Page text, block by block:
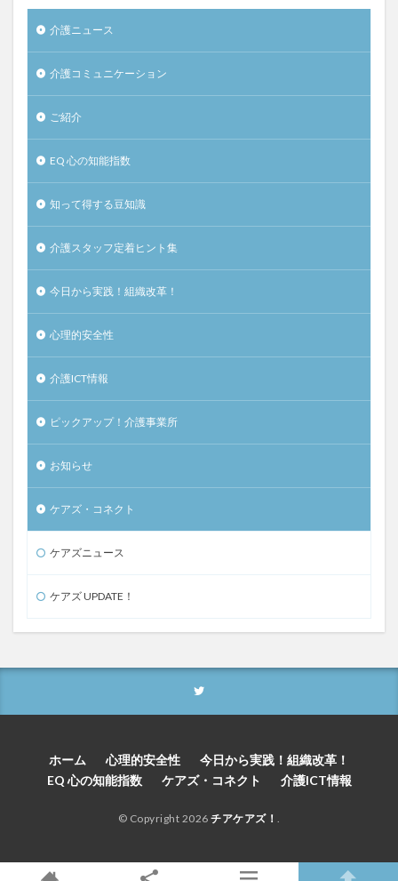
介護ニュース
介護コミュニケーション
ご紹介
EQ 心の知能指数
知って得する豆知識
介護スタッフ定着ヒント集
今日から実践！組織改革！
心理的安全性
介護ICT情報
ピックアップ！介護事業所
お知らせ
ケアズ・コネクト
ケアズニュース
ケアズ UPDATE！
ホーム 心理的安全性
今日から実践！組織改革！
EQ 心の知能指数
ケアズ・コネクト 介護ICT情報
© Copyright 2026 チアケアズ！ .